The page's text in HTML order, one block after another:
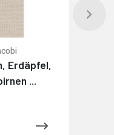
Erdäpfel,
...